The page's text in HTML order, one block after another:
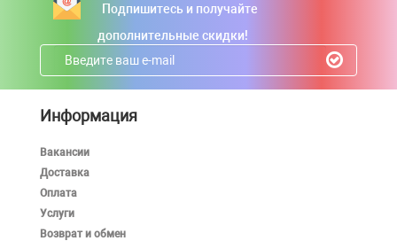
Подпишитесь и получайте
дополнительные скидки!
Информация
Вакансии
Доставка
Оплата
Услуги
Возврат и обмен